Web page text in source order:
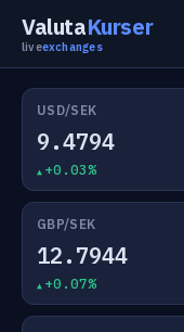
ValutaKurser
liveexchanges
USD/SEK
9.4794
+0.03%
GBP/SEK
12.7944
+0.07%